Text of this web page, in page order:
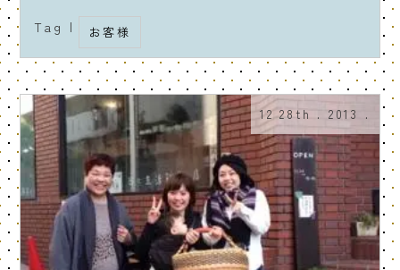
Tag | お客様
12 28th . 2013 .